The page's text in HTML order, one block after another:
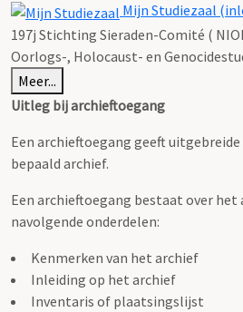
Mijn Studiezaal
197j Stichting Sieraden-Comité (
Oorlogs-, Holocaust- en
Meer...
Uitleg bij archieftoegang
Een archieftoegang geeft
bepaald archief.
Een archieftoegang bestaat over het
navolgende onderdelen:
Kenmerken van het archief
Inleiding op het archief
Inventaris of plaatsingslijst